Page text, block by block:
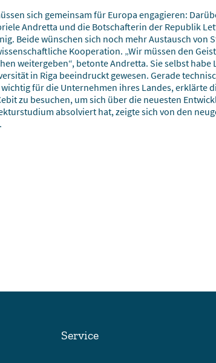
sich gemeinsam für Europa engagieren:
Andretta und die Botschafterin der Republik
Beide wünschen sich noch mehr Austausch von
Kooperation. „Wir müssen den
weitergeben“, betonte Andretta. Sie selbst
in Riga beeindruckt gewesen. Gerade
für die Unternehmen ihres Landes, erklärte
zu besuchen, um sich über die neuesten
absolviert hat, zeigte sich von den
Service